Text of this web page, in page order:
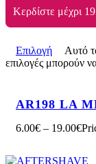
Κερδίστε μέχρι
Επιλογή
Αυτό
επιλογές μπορούν
AR198 LA
6.00€ – 19.00€